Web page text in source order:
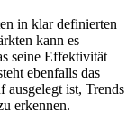
in klar definierten
kann es
seine Effektivität
ebenfalls das
ausgelegt ist, Trends
erkennen.